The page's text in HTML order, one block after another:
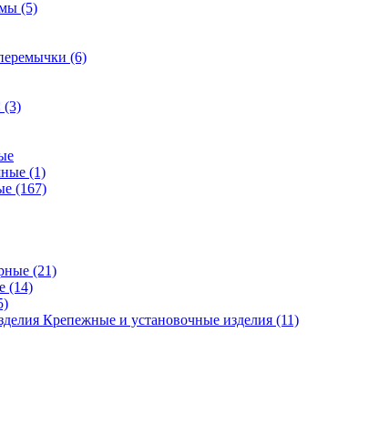
(5)
(6)
(3)
(1)
(167)
(21)
(14)
Крепежные и установочные изделия (11)